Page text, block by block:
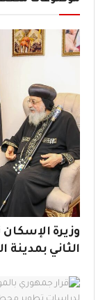
وزيرة
الثاني بمدينة